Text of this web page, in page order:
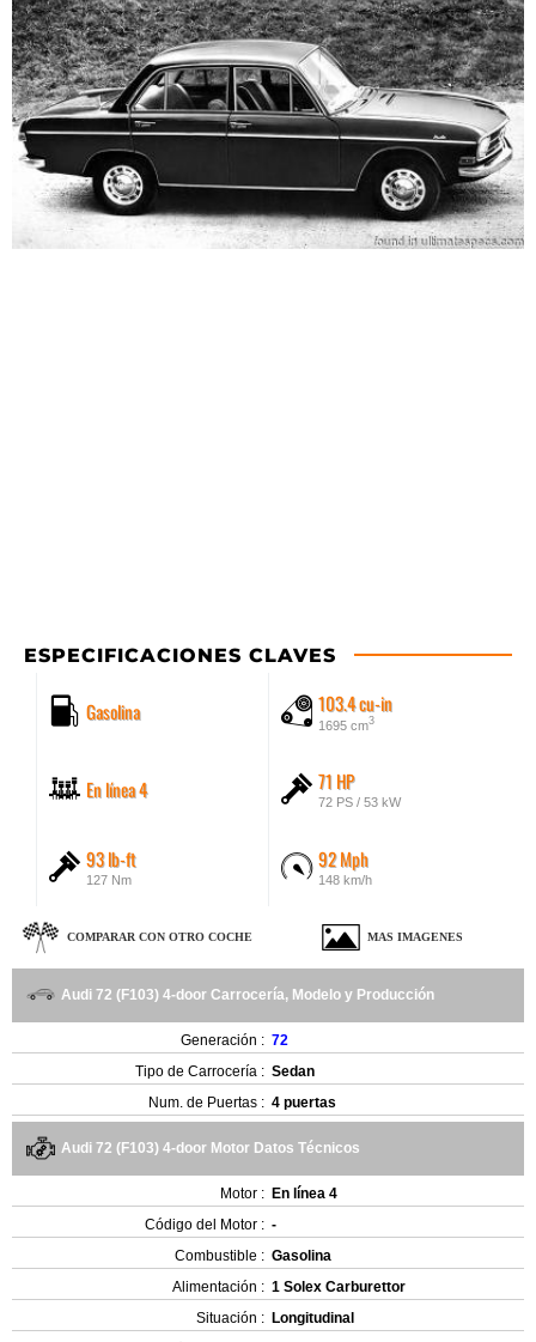
ESPECIFICACIONES CLAVES
Gasolina 103.4 cu-in
1695 cm3
En línea 4 71 HP
72 PS / 53 kW
93 lb-ft
127 Nm
92 Mph
148 km/h
COMPARAR CON OTRO COCHE MAS IMAGENES
Audi 72 (F103) 4-door Carrocería, Modelo y Producción
Generación : 72
Tipo de Carrocería : Sedan
Num. de Puertas : 4 puertas
Audi 72 (F103) 4-door Motor Datos Técnicos
Motor : En línea 4
Código del Motor : -
Combustible : Gasolina
Alimentación : 1 Solex Carburettor
Situación : Longitudinal